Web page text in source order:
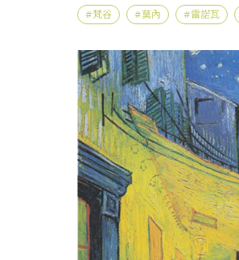
梵谷 莫內 雷諾瓦